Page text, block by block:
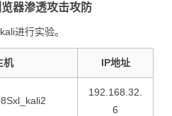
器渗透攻击攻防
进行实验。
机 IP地址
192.168.32.
6